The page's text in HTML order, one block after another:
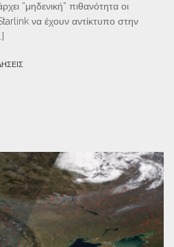
“μηδενική” πιθανότητα οι
να έχουν αντίκτυπο στην